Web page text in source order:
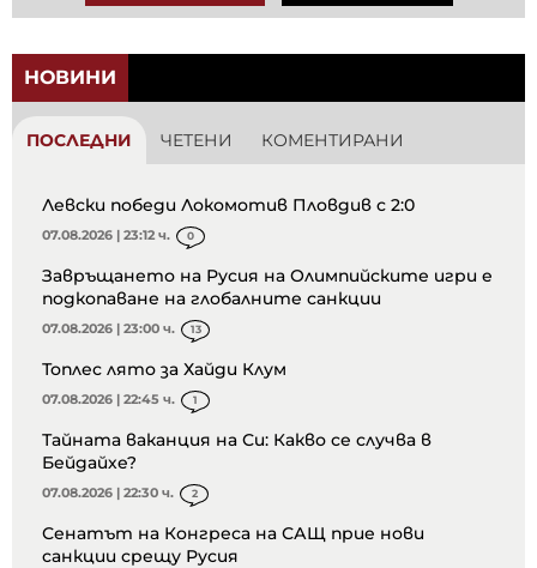
НОВИНИ
ПОСЛЕДНИ ЧЕТЕНИ КОМЕНТИРАНИ
Левски победи Локомотив Пловдив с 2:0
07.08.2026 | 23:12 ч. 0
Завръщането на Русия на Олимпийските игри е
подкопаване на глобалните санкции
07.08.2026 | 23:00 ч. 13
Топлес лято за Хайди Клум
07.08.2026 | 22:45 ч. 1
Тайната ваканция на Си: Какво се случва в
Бейдайхе?
07.08.2026 | 22:30 ч. 2
Сенатът на Конгреса на САЩ прие нови
санкции срещу Русия